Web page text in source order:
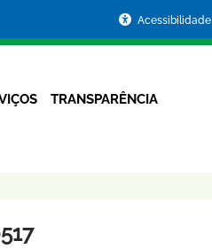
Acessibilidade
TRANSPARÊNCIA